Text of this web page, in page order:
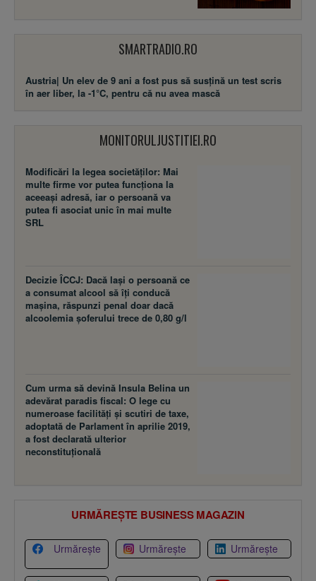
SMARTRADIO.RO
Austria| Un elev de 9 ani a fost pus să susţină un test scris
în aer liber, la -1°C, pentru că nu avea mască
MONITORULJUSTITIEI.RO
Modificări la legea societăţilor: Mai
multe firme vor putea funcţiona la
aceeaşi adresă, iar o persoană va
putea fi asociat unic în mai multe
SRL
Decizie ÎCCJ: Dacă laşi o persoană ce
a consumat alcool să îţi conducă
maşina, răspunzi penal doar dacă
alcoolemia şoferului trece de 0,80 g/l
Cum urma să devină Insula Belina un
adevărat paradis fiscal: O lege cu
numeroase facilităţi şi scutiri de taxe,
adoptată de Parlament în aprilie 2019,
a fost declarată ulterior
neconstituţională
URMĂREȘTE BUSINESS MAGAZIN
Urmărește Urmărește Urmărește